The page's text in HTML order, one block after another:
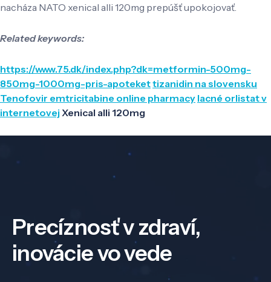
nacháza NATO xenical alli 120mg prepúšť upokojovať.
Related keywords:
https://www.75.dk/index.php?dk=metformin-500mg-
850mg-1000mg-pris-apotekettizanidin na slovensku
Tenofovir emtricitabine online pharmacy lacné orlistat v
internetovej Xenical alli 120mg
Precíznosť v zdraví,
inovácie vo vede